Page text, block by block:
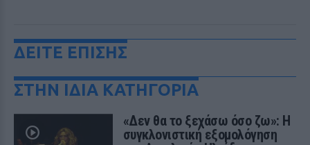
ΔΕΙΤΕ ΕΠΙΣΗΣ
ΣΤΗΝ ΙΔΙΑ ΚΑΤΗΓΟΡΙΑ
«Δεν θα το ξεχάσω όσο ζω»: Η
συγκλονιστική εξομολόγηση